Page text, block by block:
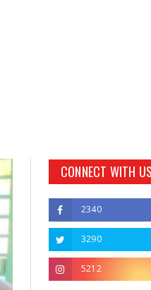
CONNECT WITH US
2340
3290
5212